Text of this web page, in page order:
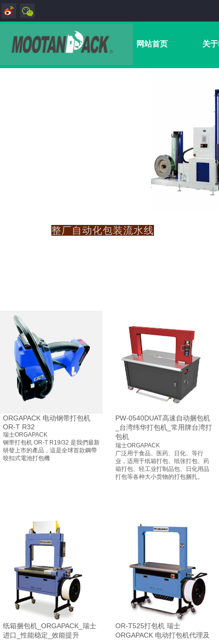
网站首页 关
整厂自动化包装流水线
ORGAPACK 电动钢带打包机
OR-T R32
瑞士ORGAPACK
钢带打包机 OR-T R19/32 是我們最新
研發上市的產品，這是全球首款鋼帶
咬扣式電池打包機
PW-0540DUAT高速自动捆包机
_台湾纬华打包机_常用牌台湾打
包机
瑞士ORGAPACK
广泛用于食品、医药、日化、等行
业，适用于纸箱打包、纸张打包、药
箱打包、轻工业打制品包、日化用品
打包等各种大小货物的打包捆扎。
纸箱捆包机_ORGAPACK_瑞士
进口_性能稳定_效能提升
OR-T525打包机 瑞士
ORGAPACK 电动打包机代理及